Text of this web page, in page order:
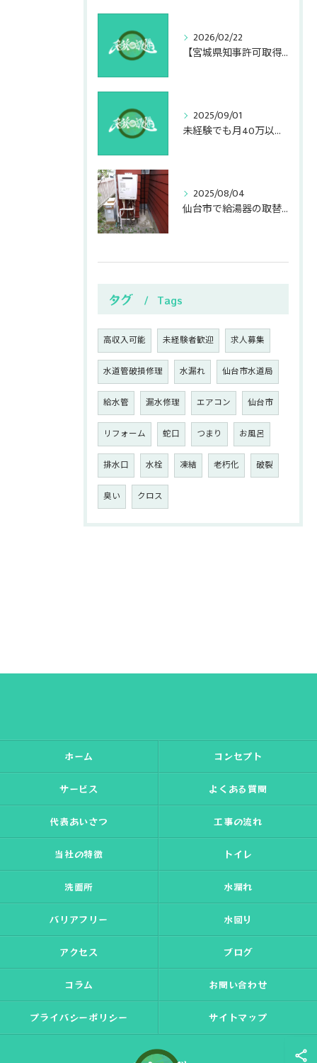
2026/02/22
【宮城県知事許可取得】仙台市の水漏れ修理・排水つまり直しは管工事業許可業者の彩和設備へ
2025/09/01
未経験でも月40万以上可能！！
2025/08/04
仙台市で給湯器の取替は彩和設備にお任せ下さい！
タグ Tags
高収入可能 未経験者歓迎 求人募集
水道管破損修理 水漏れ 仙台市水道局
給水管 漏水修理 エアコン 仙台市
リフォーム 蛇口 つまり お風呂
排水口 水栓 凍結 老朽化 破裂
臭い クロス
ホーム コンセプト
サービス よくある質問
代表あいさつ 工事の流れ
当社の特徴 トイレ
洗面所 水漏れ
バリアフリー 水回り
アクセス ブログ
コラム お問い合わせ
プライバシーポリシー サイトマップ